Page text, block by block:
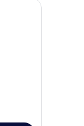
mit Toilette,